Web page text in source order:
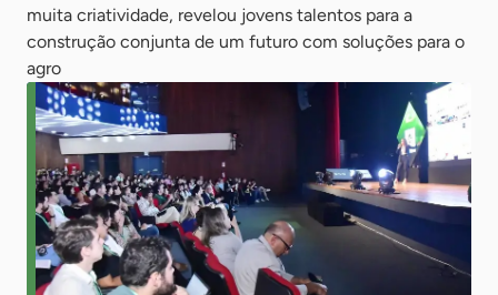
muita criatividade, revelou jovens talentos para a
construção conjunta de um futuro com soluções para o
agro